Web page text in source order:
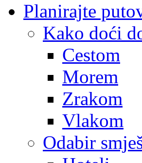
Planirajte
Kako doći
Cestom
Morem
Zrakom
Vlakom
Odabir